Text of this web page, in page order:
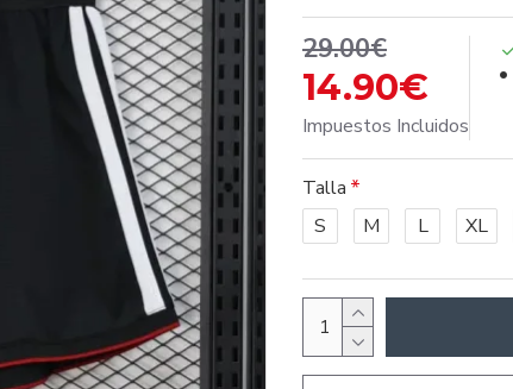
14.90€
29.00€
Impuestos Incluidos
Talla
S
M L XL